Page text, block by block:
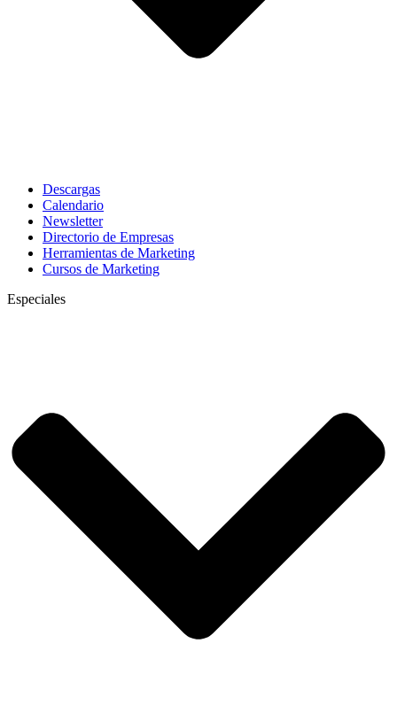
Descargas
Calendario
Newsletter
Directorio de Empresas
Herramientas de Marketing
Cursos de Marketing
Especiales